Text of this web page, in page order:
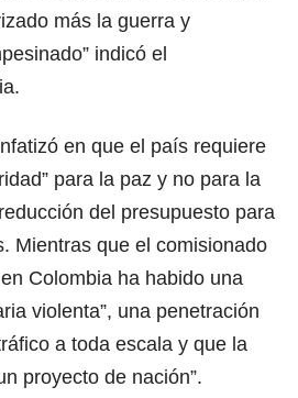
más la guerra y
indicó el
en que el país requiere
para la paz y no para la
del presupuesto para
Mientras que el comisionado
Colombia ha habido una
violenta”, una penetración
a toda escala y que la
proyecto de nación”.